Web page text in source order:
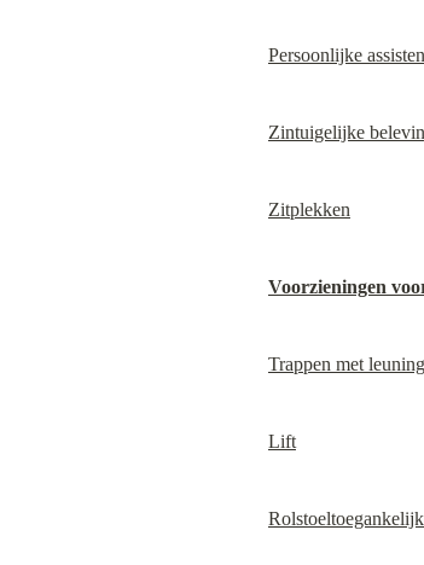
Persoonlijke
Zintuigelijke
Zitplekken
Voorzieningen
Trappen met leuning
Lift